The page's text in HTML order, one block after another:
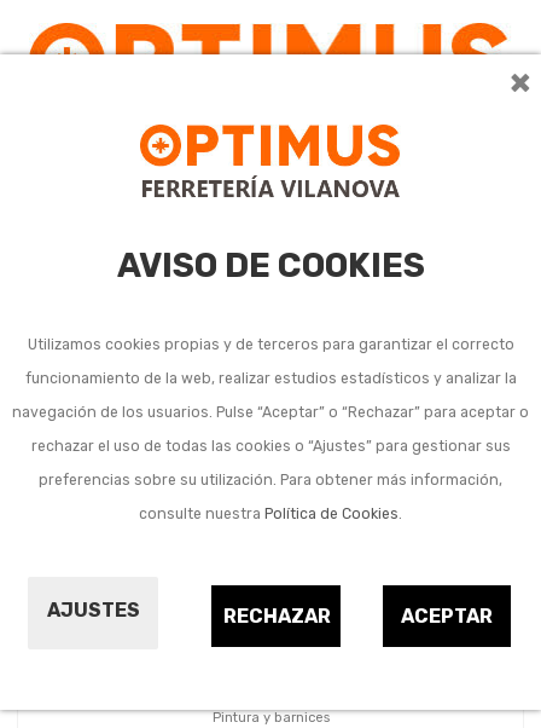
×
AVISO DE COOKIES
Utilizamos cookies propias y de terceros para garantizar el correcto
funcionamiento de la web, realizar estudios estadísticos y analizar la
navegación de los usuarios. Pulse “Aceptar” o “Rechazar” para aceptar o
rechazar el uso de todas las cookies o “Ajustes” para gestionar sus
preferencias sobre su utilización. Para obtener más información,
consulte nuestra Política de Cookies.
AJUSTES ACEPTAR
RECHAZAR
Pintura para piscina
Ordenar por:
Pintura y barnices